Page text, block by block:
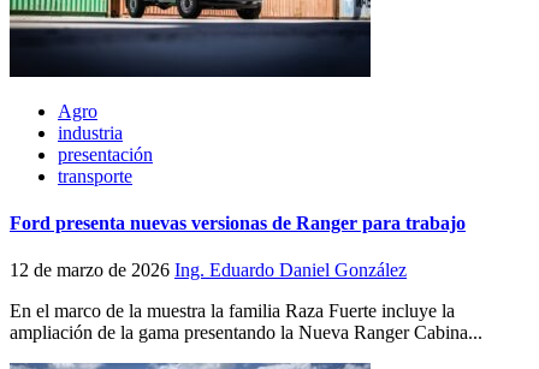
Agro
industria
presentación
transporte
Ford presenta nuevas versionas de Ranger para trabajo
12 de marzo de 2026 Ing. Eduardo Daniel González
En el marco de la muestra la familia Raza Fuerte incluye la
ampliación de la gama presentando la Nueva Ranger Cabina...